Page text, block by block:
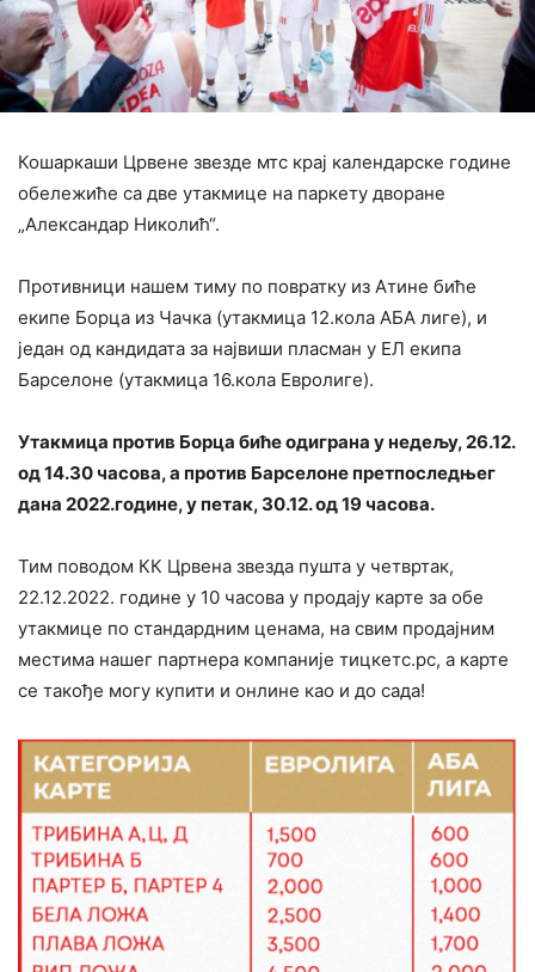
Кошаркаши Црвене звезде мтс крај календарске године
обележиће са две утакмице на паркету дворане
„Александар Николић“.
Противници нашем тиму по повратку из Атине биће
екипе Борца из Чачка (утакмица 12.кола АБА лиге), и
један од кандидата за највиши пласман у ЕЛ екипа
Барселоне (утакмица 16.кола Евролиге).
Утакмица против Борца биће одиграна у недељу, 26.12.
од 14.30 часова, а против Барселоне претпоследњег
дана 2022.године, у петак, 30.12. од 19 часова.
Тим поводом КК Црвена звезда пушта у четвртак,
22.12.2022. године у 10 часова у продају карте за обе
утакмице по стандардним ценама, на свим продајним
местима нашег партнера компаније тицкетс.рс, а карте
се такође могу купити и онлине као и до сада!